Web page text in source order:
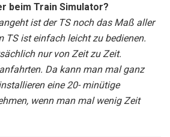
beim Train Simulator?
ist der TS noch das Maß aller
TS ist einfach leicht zu bedienen.
nur von Zeit zu Zeit.
Da kann man mal ganz
eine 20- minütige
wenn man mal wenig Zeit